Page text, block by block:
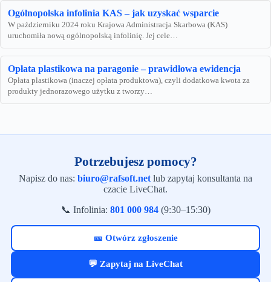
Ogólnopolska infolinia KAS – jak uzyskać wsparcie
W październiku 2024 roku Krajowa Administracja Skarbowa (KAS)
uruchomiła nową ogólnopolską infolinię. Jej cele…
Opłata plastikowa na paragonie – prawidłowa ewidencja
Opłata plastikowa (inaczej opłata produktowa), czyli dodatkowa kwota za
produkty jednorazowego użytku z tworzy…
Potrzebujesz pomocy?
Napisz do nas: biuro@rafsoft.net lub zapytaj konsultanta na
czacie LiveChat.
📞 Infolinia: 801 000 984(9:30–15:30)
🎫 Otwórz zgłoszenie
💬 Zapytaj na LiveChat